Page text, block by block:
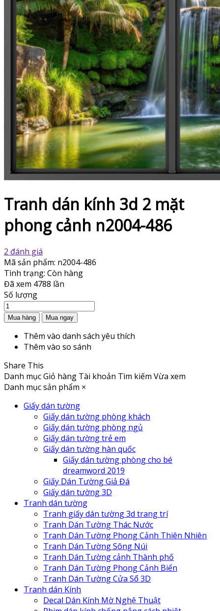
Tranh dán kính 3d 2 mặt
phong cảnh n2004-486
2 đánh giá
Mã sản phẩm: n2004-486
Tình trạng: Còn hàng
Đã xem 4788 lần
Số lượng
Thêm vào danh sách yêu thích
Thêm vào so sánh
Share This
Danh mụcGiỏ hàng Tài khoản Tìm kiếm Vừa xem
Danh mục sản phẩm ×
Giấy dán tường
Giấy dán tường phòng khách
Giấy dán tường phòng ngủ
Giấy dán tường trẻ em
Giấy dán tường hàn quốc
Giấy dán tường phòng cho bé
dreamword 2019
Giấy Dán Tường Giả Đá
Giấy dán tường 3D
Tranh dán tường
Tranh giấy dán tường 3d trang trí
Tranh Dán Tường Thác Nước
Tranh Dán Tường Phong Cảnh Thiên Nhiên
Tranh Dán Tường Sông Núi
Tranh Dán Tường cảnh Thành phố
Tranh Dán Tường Phong Cảnh Biển
Tranh Dán Tường Cửa Sổ 3D
Tranh dán Kính
Decal Dán Kính Mờ Nghệ Thuật